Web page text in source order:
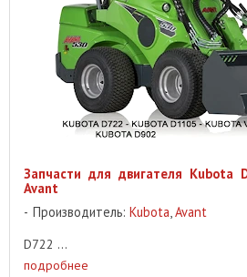
Запчасти для двигателя Kubota
Avant
Производитель: Kubota,Avant
D722 ...
подробнее